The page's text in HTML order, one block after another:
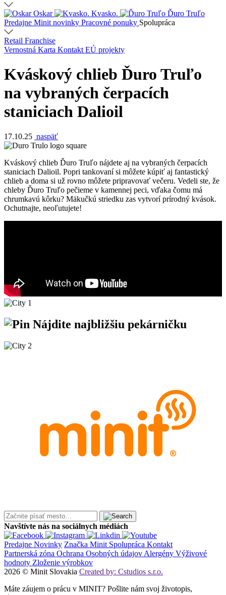
Oskar Kvasko.
Ďuro Truľo
Predajne Minit novinky Pracovné ponuky Spolupráca
Retail Franchise
Vernostná Karta Kontakt EÚ projekty
Kváskový chlieb Ďuro Truľo
na vybraných čerpacích
staniciach Dalioil
17.10.25 naspäť
Kváskový chlieb Ďuro Truľo nájdete aj na vybraných čerpacích
staniciach Dalioil. Popri tankovaní si môžete kúpiť aj fantastický
chlieb a doma si už rovno môžete pripravovať večeru. Vedeli ste, že
chleby Ďuro Truľo pečieme v kamennej peci, vďaka čomu má
chrumkavú kôrku? Mäkučkú striedku zas vytvorí prírodný kvások.
Ochutnajte, neoľutujete!
Nájdite najbližšiu pekárničku
Navštívte nás na sociálnych médiách
Predajne Novinky Značka Minit Spolupráca Kontakt
Partnerská zóna Ochrana Osobných údajov Alergény Výživové
hodnoty Zloženie výrobkov
2026 © Minit Slovakia Created by: Cstudios s.r.o.
Máte záujem o prácu v MINIT? Pošlite nám svoj životopis,